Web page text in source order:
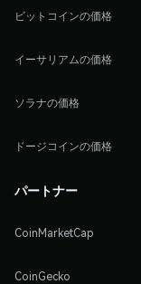
ビットコインの価格
イーサリアムの価格
ソラナの価格
ドージコインの価格
パートナー
CoinMarketCap
CoinGecko